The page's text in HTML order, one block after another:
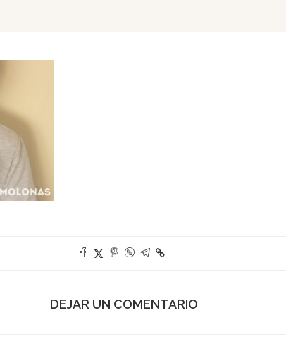
DEJAR UN COMENTARIO